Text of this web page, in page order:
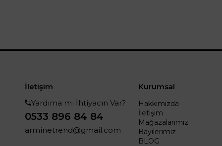
İletişim
Yardıma mı İhtiyacın Var?
0533 896 84 84
arminetrend@gmail.com
Kurumsal
Hakkımızda
İletişim
Mağazalarımız
Bayilerimiz
BLOG